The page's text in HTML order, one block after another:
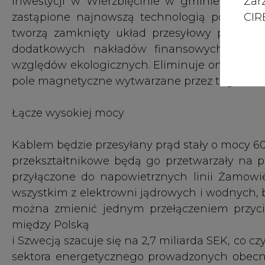
przekształtnikowe będą go przetwarzały na
przyłączone do napowietrznych linii
wszystkim z elektrowni jądrowych i wodnych,
można zmienić jednym przełączeniem
między Polską
sektora energetycznego prowadzonych
Sieci Elektroenergetyczne (l
przekształtnikowych jest holding ABB.
#Energetyka #kraj
KOMENTARZE